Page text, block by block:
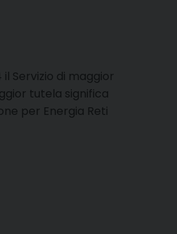
Servizio di maggior
tutela significa
per Energia Reti